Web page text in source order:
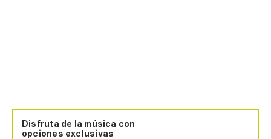
Disfruta de la música con
opciones exclusivas